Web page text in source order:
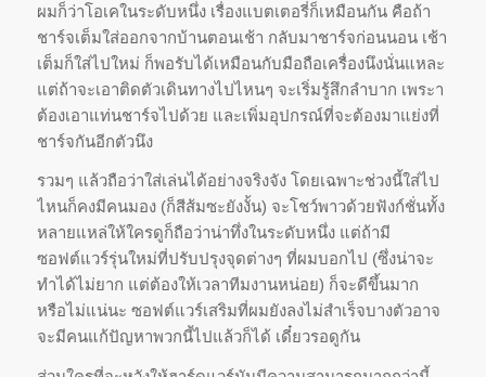
ผมก็ว่าโอเคในระดับหนึ่ง เรื่องแบตเตอรี่ก็เหมือนกัน คือถ้า
ชาร์จเต็มใส่ออกจากบ้านตอนเช้า กลับมาชาร์จก่อนนอน เช้า
เต็มก็ใส่ไปใหม่ ก็พอรับได้เหมือนกับมือถือเครื่องนึงนั่นแหละ
แต่ถ้าจะเอาติดตัวเดินทางไปไหนๆ จะเริ่มรู้สึกลำบาก เพระา
ต้องเอาแท่นชาร์จไปด้วย และเพิ่มอุปกรณ์ที่จะต้องมาแย่งที่
ชาร์จกันอีกตัวนึง
รวมๆ แล้วถือว่าใส่เล่นได้อย่างจริงจัง โดยเฉพาะช่วงนี้ใส่ไป
ไหนก็คงมีคนมอง (ก็สีส้มซะยังงั้น) จะโชว์พาวด้วยฟังก์ชั่นทั้ง
หลายแหล่ให้ใครดูก็ถือว่าน่าทึ่งในระดับหนึ่ง แต่ถ้ามี
ซอฟต์แวร์รุ่นใหม่ที่ปรับปรุงจุดต่างๆ ที่ผมบอกไป (ซึ่งน่าจะ
ทำได้ไม่ยาก แต่ต้องให้เวลาทีมงานหน่อย) ก็จะดีขึ้นมาก
หรือไม่แน่นะ ซอฟต์แวร์เสริมที่ผมยังลงไม่สำเร็จบางตัวอาจ
จะมีคนแก้ปัญหาพวกนี้ไปแล้วก็ได้ เดี๋ยวรอดูกัน